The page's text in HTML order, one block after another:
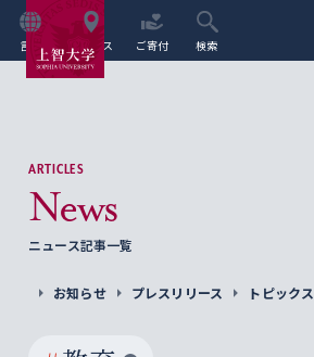
言語 アクセス ご寄付 検索
ARTICLES
News
ニュース記事一覧
お知らせ プレスリリース トピックス